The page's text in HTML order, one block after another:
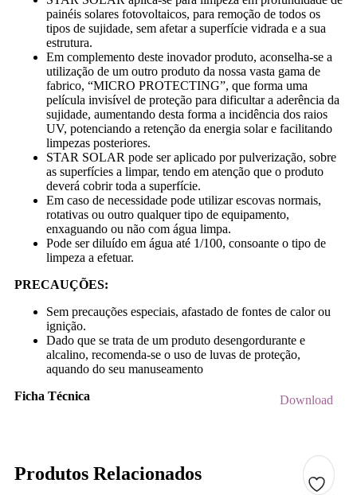
painéis solares fotovoltaicos, para remoção de todos os
tipos de sujidade, sem afetar a superfície vidrada e a sua
estrutura.
Em complemento deste inovador produto, aconselha-se a
utilização de um outro produto da nossa vasta gama de
fabrico, “MICRO PROTECTING”, que forma uma
película invisível de proteção para dificultar a aderência da
sujidade, aumentando desta forma a incidência dos raios
UV, potenciando a retenção da energia solar e facilitando
limpezas posteriores.
STAR SOLAR pode ser aplicado por pulverização, sobre
as superfícies a limpar, tendo em atenção que o produto
deverá cobrir toda a superfície.
Em caso de necessidade pode utilizar escovas normais,
rotativas ou outro qualquer tipo de equipamento,
enxaguando ou não com água limpa.
Pode ser diluído em água até 1/100, consoante o tipo de
limpeza a efetuar.
PRECAUÇÕES:
Sem precauções especiais, afastado de fontes de calor ou
ignição.
Dado que se trata de um produto desengordurante e
alcalino, recomenda-se o uso de luvas de proteção,
aquando do seu manuseamento
Ficha Técnica
Download
Produtos Relacionados